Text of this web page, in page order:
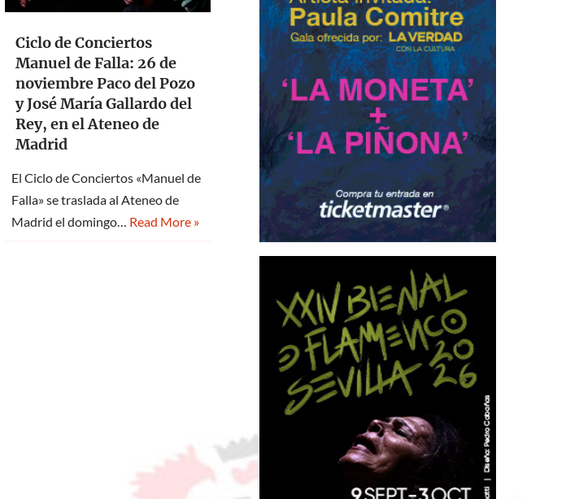
Ciclo de Conciertos
Manuel de Falla: 26 de
noviembre Paco del Pozo
y José María Gallardo del
Rey, en el Ateneo de
Madrid
El Ciclo de Conciertos «Manuel de
Falla» se traslada al Ateneo de
Madrid el domingo… Read More »